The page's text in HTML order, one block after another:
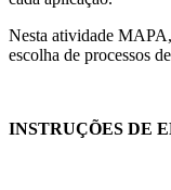
Nesta atividade
escolha de processos
INSTRUÇÕES DE